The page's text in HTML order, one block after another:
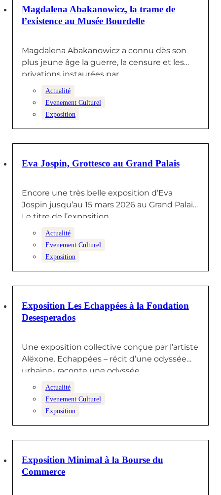
29 DÉCEMBRE 2025
Magdalena Abakanowicz, la trame de
l’existence au Musée Bourdelle
Magdalena Abakanowicz a connu dès son
plus jeune âge la guerre, la censure et les
privations instaurées par…
Actualité
Evenement Culturel
Exposition
11 DÉCEMBRE 2025
Eva Jospin, Grottesco au Grand Palais
Encore une très belle exposition d’Eva
Jospin jusqu’au 15 mars 2026 au Grand Palais.
Le titre de l’exposition,…
Actualité
Evenement Culturel
Exposition
24 NOVEMBRE 2025
Exposition Les Echappées à la Fondation
Desesperados
Une exposition collective conçue par l’artiste
Alëxone. Echappées – récit d’une odyssée
urbaine- raconte une odyssée
Actualité
Evenement Culturel
Exposition
23 OCTOBRE 2025
Exposition Minimal à la Bourse du
Commerce